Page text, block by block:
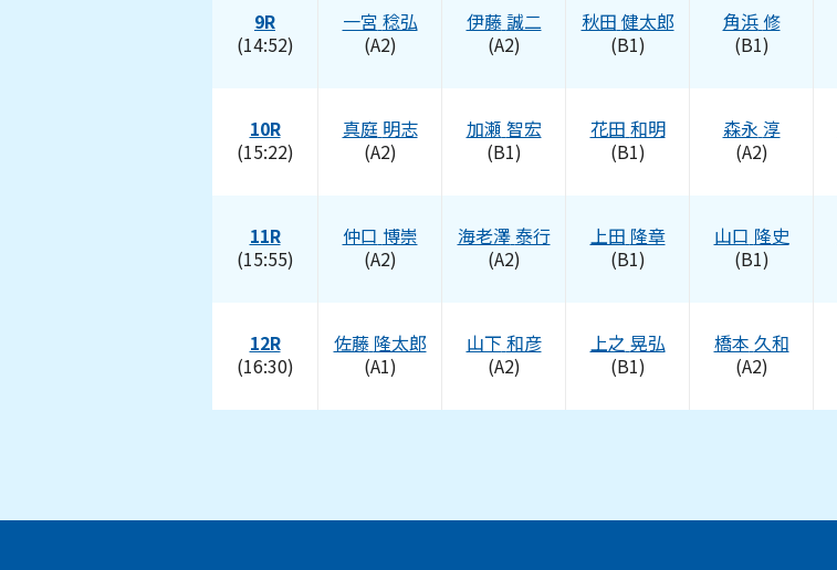
9R
(14:52)
一宮 稔弘
(A2)
伊藤誠二
(A2)
秋田 健太郎
(B1)
角浜修
(B1)
10R
(15:22)
真庭 明志
(A2)
加瀬 智宏
(B1)
花田 和明
(B1)
森永 淳
(A2)
11R
(15:55)
仲口 博崇
(A2)
海老澤泰行
(A2)
上田 隆章
(B1)
山口 隆史
(B1)
12R
(16:30)
佐藤 隆太郎
(A1)
山下 和彦
(A2)
上之 晃弘
(B1)
橋本 久和
(A2)